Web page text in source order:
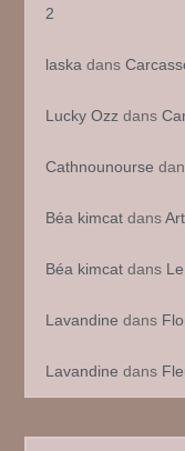
2
laska dans
Lucky Ozz dans
Cathnounourse
Béa kimcat dans
Béa kimcat dans
Lavandine dans
Lavandine dans